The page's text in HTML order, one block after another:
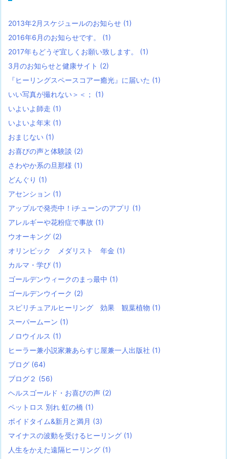
2013年2月スケジュールのお知らせ (1)
2016年6月のお知らせです。 (1)
2017年もどうぞ宜しくお願い致します。 (1)
3月のお知らせと健康サイト (2)
『ヒーリングスペースコアー癒光』に届いた (1)
いい写真が撮れない＞＜； (1)
いよいよ師走 (1)
いよいよ年末 (1)
おまじない (1)
お喜びの声と体験談 (2)
さわやか系の旦那様 (1)
どんぐり (1)
アセンション (1)
アップルで発売中！iチューンのアプリ (1)
アレルギーや花粉症で事故 (1)
ウオーキング (2)
オリンピック メダリスト 年金 (1)
カルマ・学び (1)
ゴールデンウィークのまっ最中 (1)
ゴールデンウイーク (2)
スピリチュアルヒーリング 効果 観葉植物 (1)
スーパームーン (1)
ノロウイルス (1)
ヒーラー兼小説家兼あらすじ屋兼一人出版社 (1)
ブログ (64)
ブログ２ (56)
ヘルスゴールド・お喜びの声 (2)
ペットロス 別れ 虹の橋 (1)
ボイドタイム&新月と満月 (3)
マイナスの波動を受けるヒーリング (1)
人生をかえた遠隔ヒーリング (1)